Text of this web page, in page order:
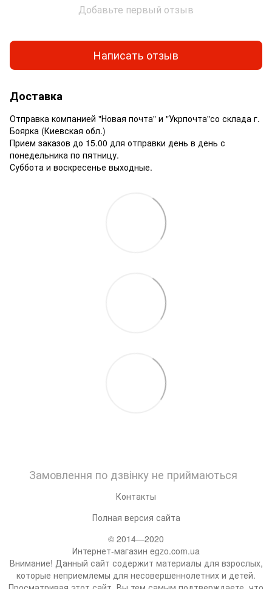
Добавьте первый отзыв
Написать отзыв
Доставка
Отправка компанией "Новая почта" и "Укрпочта"со склада г.
Боярка (Киевская обл.)
Прием заказов до 15.00 для отправки день в день с
понедельника по пятницу.
Суббота и воскресенье выходные.
Замовлення по дзвінку не приймаються
Контакты
Полная версия сайта
© 2014—2020
Интернет-магазин egzo.com.ua
Внимание! Данный сайт содержит материалы для взрослых,
которые неприемлемы для несовершеннолетних и детей.